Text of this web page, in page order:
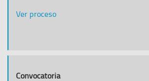
Ver proceso